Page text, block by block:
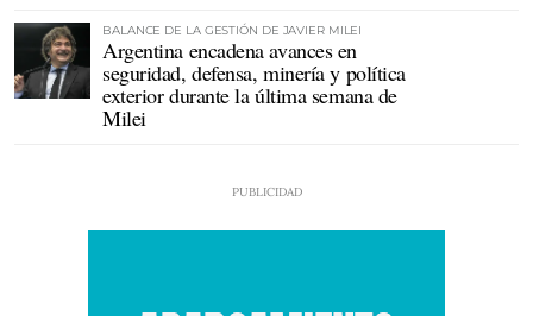
BALANCE DE LA GESTIÓN DE JAVIER MILEI
Argentina encadena avances en
seguridad, defensa, minería y política
exterior durante la última semana de
Milei